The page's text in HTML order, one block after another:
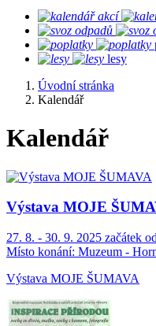
lesy
Úvodní stránka
Kalendář
Kalendář
Výstava MOJE
27. 8. - 30. 9. 2025 začátek
Místo konání: Muzeum -
Výstava MOJE ŠUMAVA